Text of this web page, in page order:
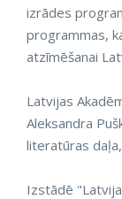
izrādes
programmas,
atzīmēšanai
Latvijas
Aleksandra
literatūras
Izstādē